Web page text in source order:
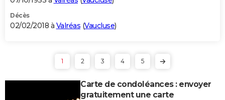
Décès
02/02/2018 à Valréas (Vaucluse)
1 2 3 4 5
Carte de condoléances : envoyer
gratuitement une carte